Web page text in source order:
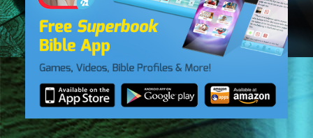
Bible App